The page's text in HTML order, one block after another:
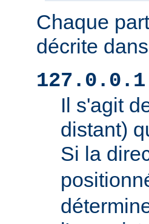
Chaque
décrite
127.0.0.1
Il s'agit
distant)
Si la